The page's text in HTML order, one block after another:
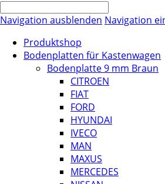
Navigation ausblenden Navigation
Produktshop
Bodenplatten für Kastenwagen
Bodenplatte 9 mm Braun
CITROEN
FIAT
FORD
HYUNDAI
IVECO
MAN
MAXUS
MERCEDES